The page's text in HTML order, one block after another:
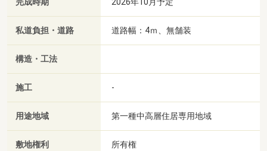
完成時期
私道負担・道路 道路幅：4ｍ、無舗装
構造・工法
施工 -
用途地域 第一種中高層住居専用地域
敷地権利 所有権